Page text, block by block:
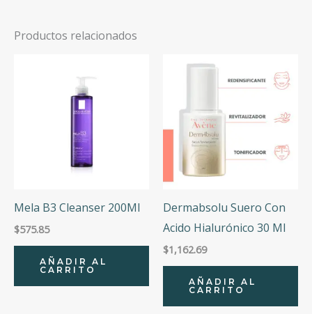
Productos relacionados
Mela B3 Cleanser 200Ml
$575.85
AÑADIR AL
CARRITO
Dermabsolu Suero Con
Acido Hialurónico 30 Ml
$1,162.69
AÑADIR AL
CARRITO